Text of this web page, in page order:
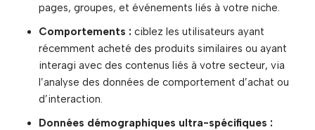
pages, groupes, et événements liés à votre niche.
Comportements : ciblez les utilisateurs ayant
récemment acheté des produits similaires ou ayant
interagi avec des contenus liés à votre secteur, via
l’analyse des données de comportement d’achat ou
d’interaction.
Données démographiques ultra-spécifiques :